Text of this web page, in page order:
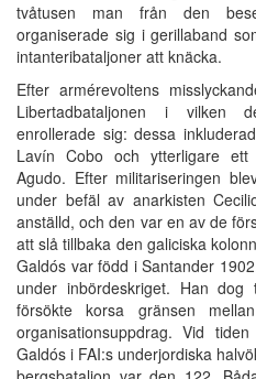
tvåtusen man från den
organiserade sig i gerillaband
intanteribataljoner att knäcka.
Efter armérevoltens
Libertadbataljonen i vilken
enrollerade sig: dessa
Lavín Cobo och ytterligare
Agudo. Efter militariseringen
under befäl av anarkisten
anställd, och den var en av de
att slå tillbaka den galiciska
Galdós var född i Santander
under inbördeskriget. Han
försökte korsa gränsen
organisationsuppdrag. Vid
Galdós i FAI:s underjordiska